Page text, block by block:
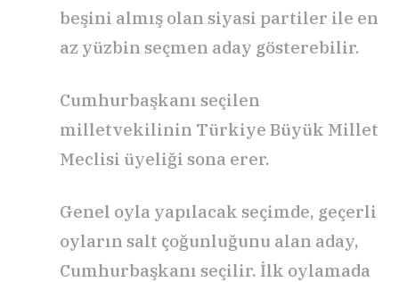
beşini almış olan siyasi partiler ile en
az yüzbin seçmen aday gösterebilir.
Cumhurbaşkanı seçilen
milletvekilinin Türkiye Büyük Millet
Meclisi üyeliği sona erer.
Genel oyla yapılacak seçimde, geçerli
oyların salt çoğunluğunu alan aday,
Cumhurbaşkanı seçilir. İlk oylamada